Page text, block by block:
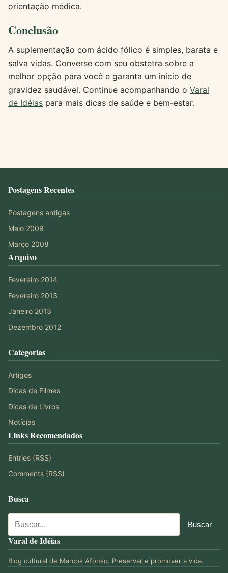
orientação médica.
Conclusão
A suplementação com ácido fólico é simples, barata e
salva vidas. Converse com seu obstetra sobre a
melhor opção para você e garanta um início de
gravidez saudável. Continue acompanhando o Varal
de Idéias para mais dicas de saúde e bem-estar.
Postagens Recentes
Postagens antigas
Maio 2009
Março 2008
Arquivo
Fevereiro 2014
Fevereiro 2013
Janeiro 2013
Dezembro 2012
Categorias
Artigos
Dicas de Filmes
Dicas de Livros
Notícias
Links Recomendados
Entries (RSS)
Comments (RSS)
Busca
Varal de Idéias
Blog cultural de Marcos Afonso. Preservar e promover a vida.